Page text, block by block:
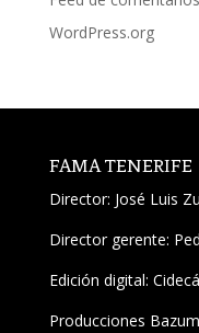
WordPress.org
FAMA TENERIFE
Director: José Luis
Director gerente:
Edición digital:
Producciones